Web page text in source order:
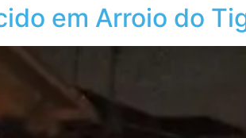
em Arroio do